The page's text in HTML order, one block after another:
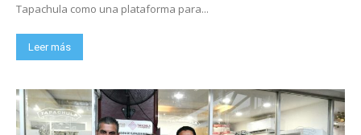
Tapachula como una plataforma para...
Leer más